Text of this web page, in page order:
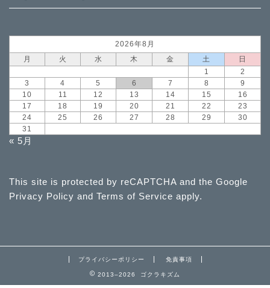
2026年8月
月
火 水 木 金 土
日
1
2
3
4 5 6 7 8
9
10
11 12 13 14 15
16
17
18 19 20 21 22
23
24
25 26 27 28 29
30
31
« 5月
This site is protected by reCAPTCHA and the Google
Privacy Policy and Terms of Service apply.
プライバシーポリシー 免責事項
2013–2026 ゴクラキズム